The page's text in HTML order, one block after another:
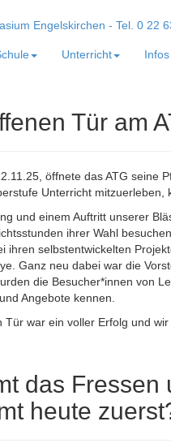
Unterricht Infos
Tür am
öffnete das ATG seine
Unterricht
und einem Auftritt unserer
ihrer Wahl
ihren selbstentwickelten
Ganz neu dabei war die
die Besucher*innen von
Angebote kennen.
Tür war ein voller Erfolg und
das
heute